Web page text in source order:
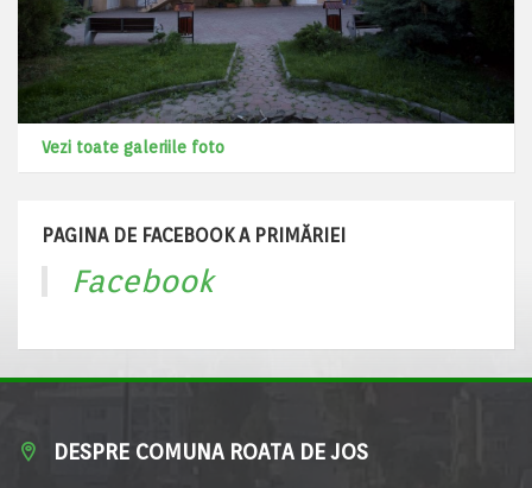
Vezi toate galeriile foto
PAGINA DE FACEBOOK A PRIMĂRIEI
Facebook
DESPRE COMUNA ROATA DE JOS